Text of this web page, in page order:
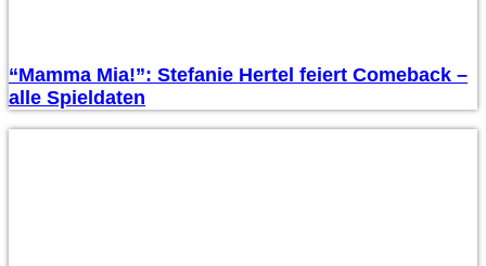
“Mamma Mia!”: Stefanie Hertel feiert Comeback –
alle Spieldaten